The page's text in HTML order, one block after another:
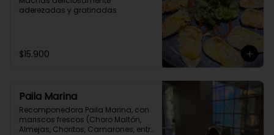
aderezadas y gratinadas
$15.900
Paila Marina
Recomponedora Paila Marina, con
mariscos frescos (Choro Maltón,
Almejas, Choritos, Camarones, entre